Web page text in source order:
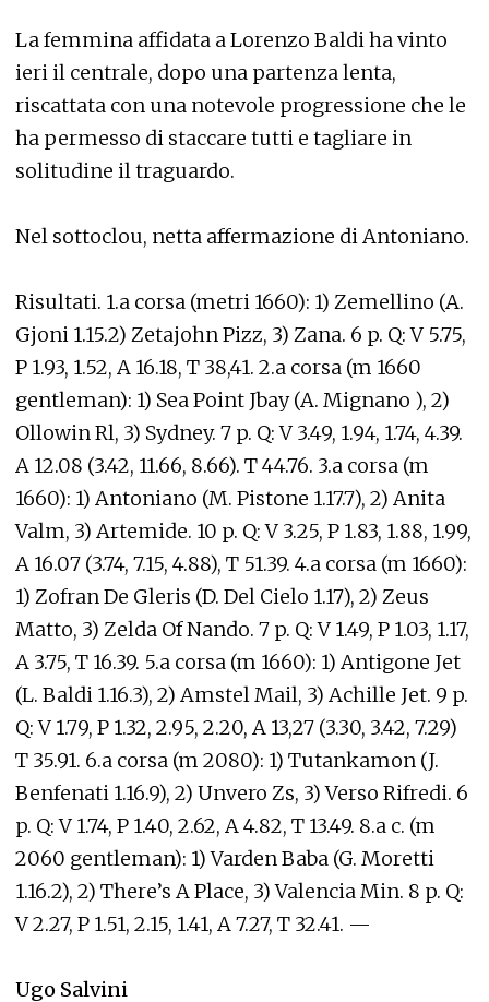
La femmina affidata a Lorenzo Baldi ha vinto
ieri il centrale, dopo una partenza lenta,
riscattata con una notevole progressione che le
ha permesso di staccare tutti e tagliare in
solitudine il traguardo.
Nel sottoclou, netta affermazione di Antoniano.
Risultati. 1.a corsa (metri 1660): 1) Zemellino (A.
Gjoni 1.15.2) Zetajohn Pizz, 3) Zana. 6 p. Q: V 5.75,
P 1.93, 1.52, A 16.18, T 38,41. 2.a corsa (m 1660
gentleman): 1) Sea Point Jbay (A. Mignano ), 2)
Ollowin Rl, 3) Sydney. 7 p. Q: V 3.49, 1.94, 1.74, 4.39.
A 12.08 (3.42, 11.66, 8.66). T 44.76. 3.a corsa (m
1660): 1) Antoniano (M. Pistone 1.17.7), 2) Anita
Valm, 3) Artemide. 10 p. Q: V 3.25, P 1.83, 1.88, 1.99,
A 16.07 (3.74, 7.15, 4.88), T 51.39. 4.a corsa (m 1660):
1) Zofran De Gleris (D. Del Cielo 1.17), 2) Zeus
Matto, 3) Zelda Of Nando. 7 p. Q: V 1.49, P 1.03, 1.17,
A 3.75, T 16.39. 5.a corsa (m 1660): 1) Antigone Jet
(L. Baldi 1.16.3), 2) Amstel Mail, 3) Achille Jet. 9 p.
Q: V 1.79, P 1.32, 2.95, 2.20, A 13,27 (3.30, 3.42, 7.29)
T 35.91. 6.a corsa (m 2080): 1) Tutankamon (J.
Benfenati 1.16.9), 2) Unvero Zs, 3) Verso Rifredi. 6
p. Q: V 1.74, P 1.40, 2.62, A 4.82, T 13.49. 8.a c. (m
2060 gentleman): 1) Varden Baba (G. Moretti
1.16.2), 2) There’s A Place, 3) Valencia Min. 8 p. Q:
V 2.27, P 1.51, 2.15, 1.41, A 7.27, T 32.41. —
Ugo Salvini